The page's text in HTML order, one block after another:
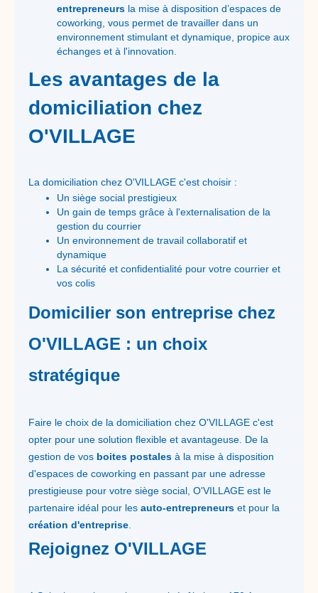
entrepreneurs la mise à disposition d’espaces de
coworking, vous permet de travailler dans un
environnement stimulant et dynamique, propice aux
échanges et à l'innovation.
Les avantages de la
domiciliation chez
O'VILLAGE
La domiciliation chez O'VILLAGE c'est choisir :
Un siège social prestigieux
Un gain de temps grâce à l'externalisation de la
gestion du courrier
Un environnement de travail collaboratif et
dynamique
La sécurité et confidentialité pour votre courrier et
vos colis
Domicilier son entreprise chez
O'VILLAGE : un choix
stratégique
Faire le choix de la domiciliation chez O'VILLAGE c'est
opter pour une solution flexible et avantageuse. De la
gestion de vos boites postales à la mise à disposition
d'espaces de coworking en passant par une adresse
prestigieuse pour votre siège social, O'VILLAGE est le
partenaire idéal pour les auto-entrepreneurs et pour la
création d'entreprise
Rejoignez O'VILLAGE